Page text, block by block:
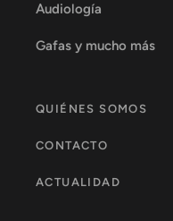
Audiología
Gafas y mucho más
QUIÉNES SOMOS
CONTACTO
ACTUALIDAD